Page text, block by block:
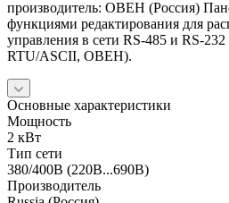
производитель: ОВЕН (Россия)
функциями редактирования для
управления в сети RS-485 и RS-
RTU/ASCII, ОВЕН).
Основные характеристики
Мощность
2 кВт
Тип сети
380/400В (220В...690В)
Производитель